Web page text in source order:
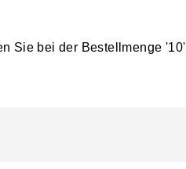
Sie bei der Bestellmenge '10'